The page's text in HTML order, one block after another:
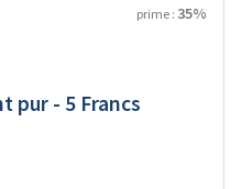
prime : 35%
pur - 5 Francs